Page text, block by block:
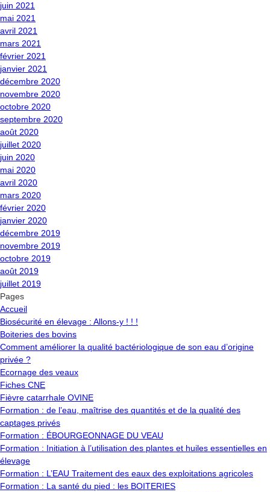
juin 2021
mai 2021
avril 2021
mars 2021
février 2021
janvier 2021
décembre 2020
novembre 2020
octobre 2020
septembre 2020
août 2020
juillet 2020
juin 2020
mai 2020
avril 2020
mars 2020
février 2020
janvier 2020
décembre 2019
novembre 2019
octobre 2019
août 2019
juillet 2019
Pages
Accueil
Biosécurité en élevage : Allons-y ! ! !
Boiteries des bovins
Comment améliorer la qualité bactériologique de son eau d’origine
privée ?
Ecornage des veaux
Fiches CNE
Fièvre catarrhale OVINE
Formation : de l’eau, maîtrise des quantités et de la qualité des
captages privés
Formation : ÉBOURGEONNAGE DU VEAU
Formation : Initiation à l’utilisation des plantes et huiles essentielles en
élevage
Formation : L’EAU Traitement des eaux des exploitations agricoles
Formation : La santé du pied : les BOITERIES